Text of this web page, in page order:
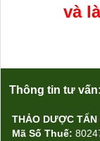
và
Thông tin tư vấn:
THẢO DƯỢC TẤN
Mã Số Thuế: